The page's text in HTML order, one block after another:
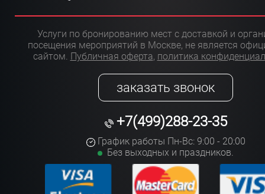
Услуги по бронированию мест с доставкой и
посещения мероприятий в Москве, не является
сайтом. Публичная оферта, политика
заказать звонок
+7(499)288-23-35
График работы Пн-Вс: 9:00 - 20:00
Без выходных и праздников.